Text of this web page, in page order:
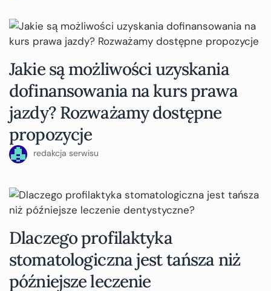
Jakie są możliwości uzyskania
dofinansowania na kurs prawa
jazdy? Rozważamy dostępne
propozycje
redakcja serwisu
Dlaczego profilaktyka
stomatologiczna jest tańsza niż
późniejsze leczenie